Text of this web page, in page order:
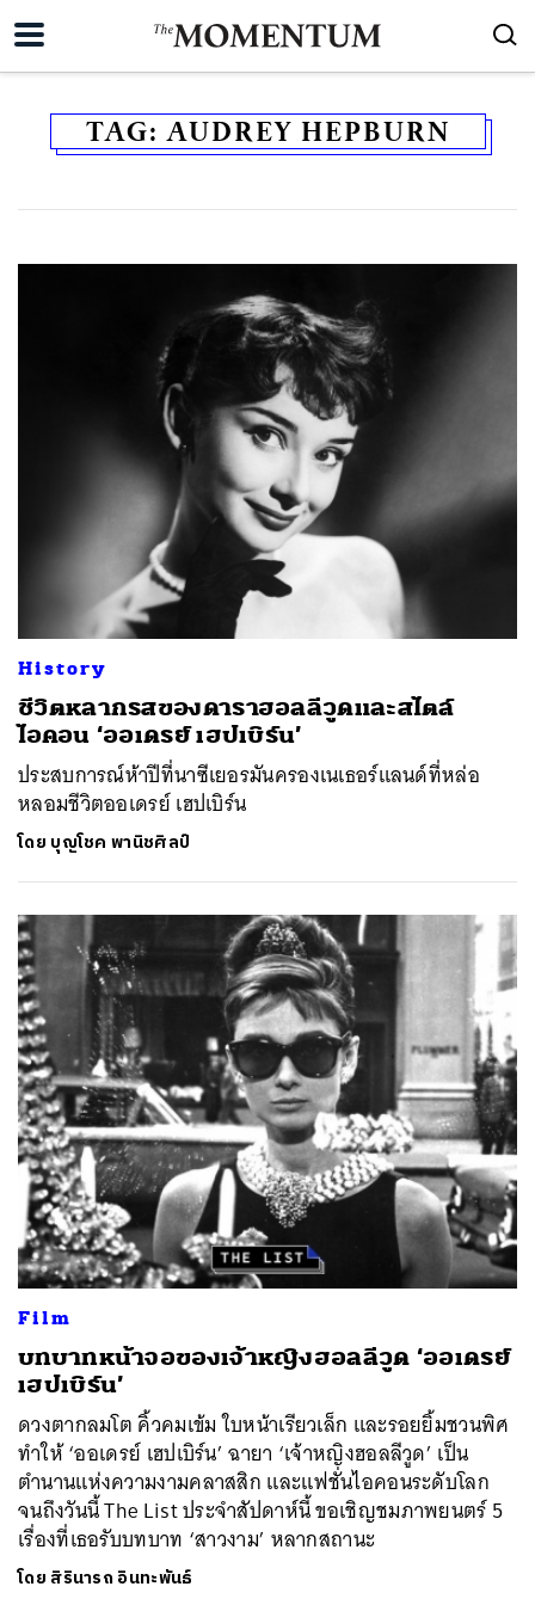
TAG:AUDREY HEPBURN
History
ชีวิตหลากรสของดาราฮอลลีวูดและสไตล์
ไอคอน ‘ออเดรย์ เฮปเบิร์น’
ประสบการณ์ห้าปีที่นาซีเยอรมันครองเนเธอร์แลนด์ที่หล่อ
หลอมชีวิตออเดรย์ เฮปเบิร์น
โดย บุญโชค พานิชศิลป์
Film
บทบาทหน้าจอของเจ้าหญิงฮอลลีวูด ‘ออเดรย์
เฮปเบิร์น’
ดวงตากลมโต คิ้วคมเข้ม ใบหน้าเรียวเล็ก และรอยยิ้มชวนพิศ
ทำให้ ‘ออเดรย์ เฮปเบิร์น’ ฉายา ‘เจ้าหญิงฮอลลีวูด’ เป็น
ตำนานแห่งความงามคลาสสิก และแฟชั่นไอคอนระดับโลก
จนถึงวันนี้ The List ประจำสัปดาห์นี้ ขอเชิญชมภาพยนตร์ 5
เรื่องที่เธอรับบทบาท ‘สาวงาม’ หลากสถานะ
โดย สิรินารถ อินทะพันธ์
ค้นหา
SHARE TWEET LINE EMAIL